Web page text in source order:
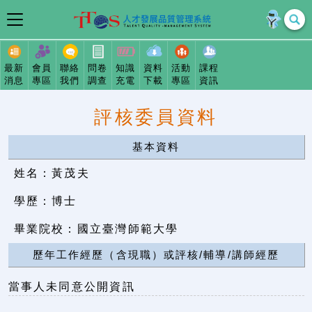
最新
消息
會員
專區
聯絡
我們
問卷
調查
知識
充電
資料
下載
活動
專區
課程
資訊
評核委員資料
基本資料
姓名：黃茂夫
學歷：博士
畢業院校：國立臺灣師範大學
歷年工作經歷（含現職）或評核/輔導/講師經歷
當事人未同意公開資訊